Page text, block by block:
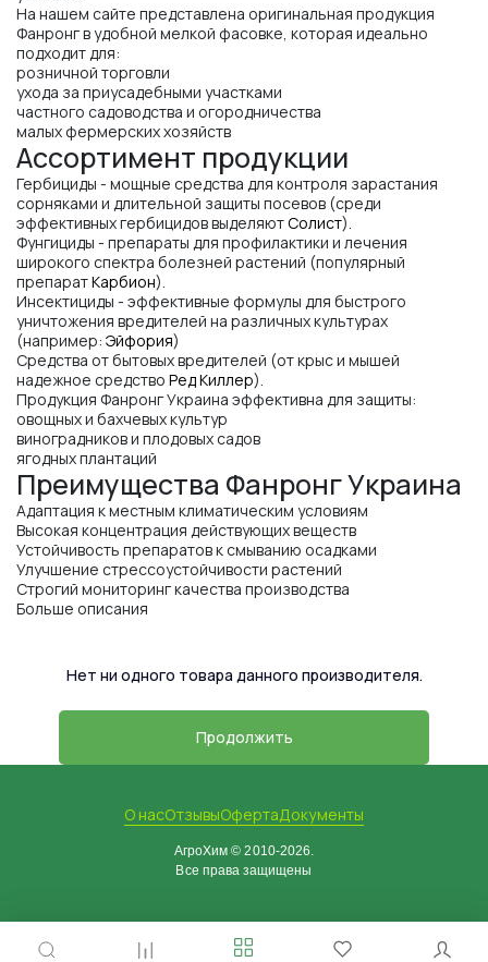
На нашем сайте представлена оригинальная продукция
Фанронг в удобной мелкой фасовке, которая идеально
подходит для:
розничной торговли
ухода за приусадебными участками
частного садоводства и огородничества
малых фермерских хозяйств
Ассортимент продукции
Гербициды - мощные средства для контроля зарастания
сорняками и длительной защиты посевов (среди
эффективных гербицидов выделяютСолист).
Фунгициды - препараты для профилактики и лечения
широкого спектра болезней растений (популярный
препаратКарбион).
Инсектициды - эффективные формулы для быстрого
уничтожения вредителей на различных культурах
(например: Эйфория)
Средства от бытовых вредителей (от крыс и мышей
надежное средство Ред Киллер).
Продукция Фанронг Украина эффективна для защиты:
овощных и бахчевых культур
виноградников и плодовых садов
ягодных плантаций
Преимущества Фанронг Украина
Адаптация к местным климатическим условиям
Высокая концентрация действующих веществ
Устойчивость препаратов к смыванию осадками
Улучшение стрессоустойчивости растений
Строгий мониторинг качества производства
Больше описания
Нет ни одного товара данного производителя.
Продолжить
О насОтзывыОфертаДокументы
АгроХим © 2010-2026.
Все права защищены